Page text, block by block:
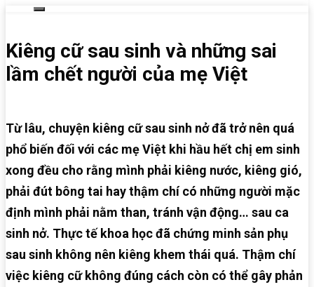
Kiêng cữ sau sinh và những sai
lầm chết người của mẹ Việt
Từ lâu, chuyện kiêng cữ sau sinh nở đã trở nên quá
phổ biến đối với các mẹ Việt khi hầu hết chị em sinh
xong đều cho rằng mình phải kiêng nước, kiêng gió,
phải đút bông tai hay thậm chí có những người mặc
định mình phải nằm than, tránh vận động… sau ca
sinh nở. Thực tế khoa học đã chứng minh sản phụ
sau sinh không nên kiêng khem thái quá. Thậm chí
việc kiêng cữ không đúng cách còn có thể gây phản